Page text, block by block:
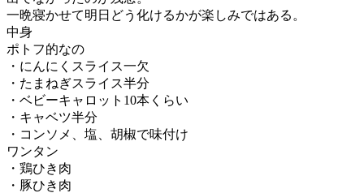
一晩寝かせて明日どう化けるかが楽しみではある。
中身
ポトフ的なの
・にんにくスライス一欠
・たまねぎスライス半分
・ベビーキャロット10本くらい
・キャベツ半分
・コンソメ、塩、胡椒で味付け
ワンタン
・鶏ひき肉
・豚ひき肉